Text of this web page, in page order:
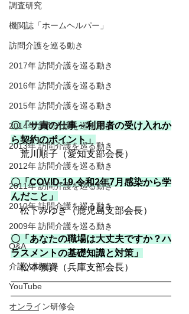
調査研究
機関誌「ホームヘルパー」
訪問介護を巡る動き
2017年 訪問介護を巡る動き
2016年 訪問介護を巡る動き
2015年 訪問介護を巡る動き
2014年 訪問介護を巡る動き
2013年 訪問介護を巡る動き
2012年 訪問介護を巡る動き
2011年 訪問介護を巡る動き
2010年 訪問介護を巡る動き
2009年 訪問介護を巡る動き
Q&A
介護人材確保
YouTube
オンライン研修会
〇「サ責の仕事～利用者の受け入れか
ら契約のポイント」
荒川順子（愛知支部会長）
〇「COVID-19 令和2年7月感染から学
んだこと」
松下みゆき（鹿児島支部会長）
〇「あなたの職場は大丈夫ですか？ハ
ラスメントの基礎知識と対策」
松本教資（兵庫支部会長）
―――――――――――――――――
―――――――――――――――――
―――